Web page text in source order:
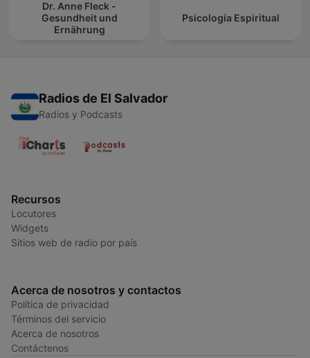
Dr. Anne Fleck -
Gesundheit und
Ernährung
Psicología Espiritual
Radios de El Salvador
Radios y Podcasts
Recursos
Locutores
Widgets
Sitios web de radio por país
Acerca de nosotros y contactos
Política de privacidad
Términos del servicio
Acerca de nosotros
Contáctenos